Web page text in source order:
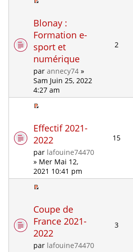
Blonay :
Formation e-
sport et
numérique
parannecy74 »
Sam Juin 25, 2022
4:27 am
2
Effectif 2021-
2022
par lafouine74470
» Mer Mai 12,
2021 10:41 pm
15
Coupe de
France 2021-
2022
par lafouine74470
3